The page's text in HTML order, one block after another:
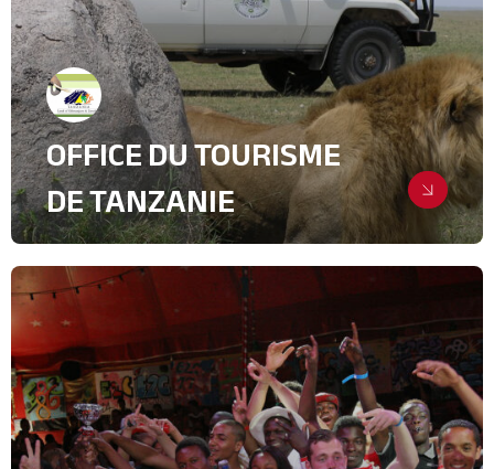
Industrie, intralogistique & Services
B2B
OFFICE DU TOURISME
DE TANZANIE
La chasse aux prospects
Digital & Community Management
Evenementiel
Lifestyle